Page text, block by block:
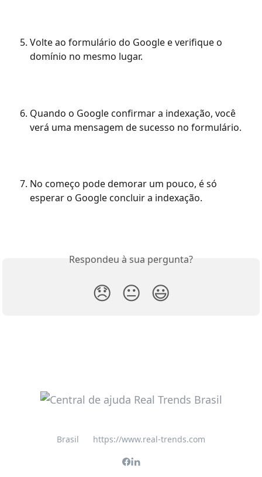
Volte ao formulário do Google e verifique o
domínio no mesmo lugar.
Quando o Google confirmar a indexação, você
verá uma mensagem de sucesso no formulário.
No começo pode demorar um pouco, é só
esperar o Google concluir a indexação.
Respondeu à sua pergunta?
😞 😐 😃
Brasil https://www.real-trends.com